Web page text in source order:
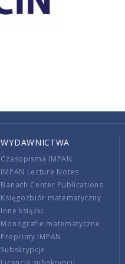
WYDAWNICTWA
Czasopisma IMPAN
IMPAN Lecture Notes
Banach Center Publications
Księgozbiór matematyczny
Inne książki
Monografie matematyczne
Preprinty IMPAN
Subskrypcje